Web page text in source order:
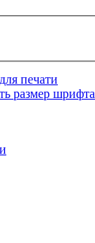
печати
размер шрифта